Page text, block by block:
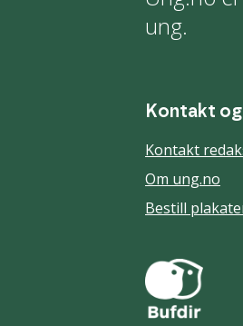
ung.
Kontakt
Kontakt
Om ung.no
Bestill